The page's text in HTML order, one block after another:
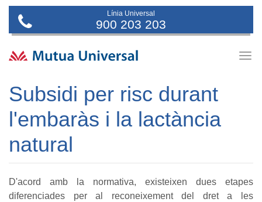
Línia Universal
900 203 203
Subsidi per risc durant
l'embaràs i la lactància
natural
D'acord amb la normativa, existeixen dues etapes
diferenciades per al reconeixement del dret a les